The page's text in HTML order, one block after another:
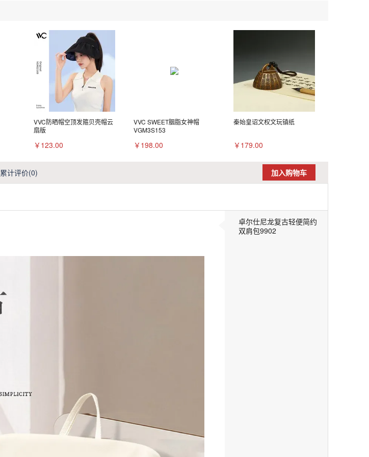
VVC防晒帽空顶发箍贝壳帽云
扇版
￥123.00
VVC SWEET胭脂女神帽
VGM3S153
￥198.00
秦始皇诏文权文玩镇纸
￥179.00
累计评价(0) 加入购物车
卓尔仕尼龙复古轻便简约
双肩包9902